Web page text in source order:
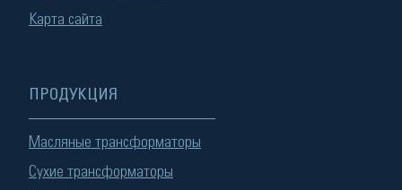
Карта сайта
ПРОДУКЦИЯ
Масляные трансформаторы
Сухие трансформаторы